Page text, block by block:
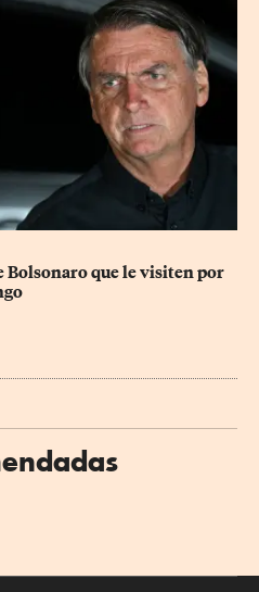
Bolsonaro que le visiten por